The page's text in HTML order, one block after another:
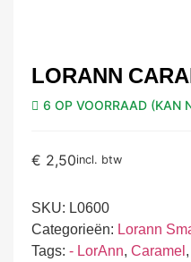
LORANN
6 OP VOORRAAD (KAN
€ 2,50incl. btw
SKU: L0600
Categorieën: Lorann
Tags: - LorAnn, Caramel ,